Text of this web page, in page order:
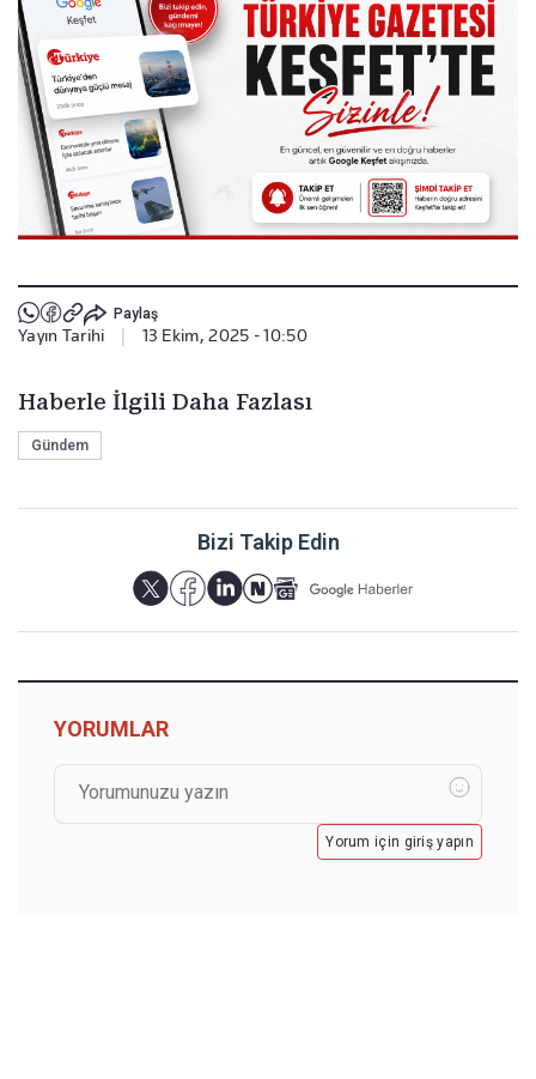
Paylaş
Yayın Tarihi 13 Ekim, 2025 - 10:50
Haberle İlgili Daha Fazlası
Gündem
Bizi Takip Edin
YORUMLAR
Yorum için giriş yapın